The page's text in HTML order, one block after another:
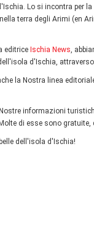
Lo si incontra per
terra degli Arimi (en
editrice Ischia News,
d'Ischia,
la Nostra linea
informazioni
di esse sono
dell'isola d'Ischia!